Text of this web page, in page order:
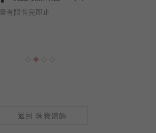
有限售完即止
返回 珠寶鑽飾